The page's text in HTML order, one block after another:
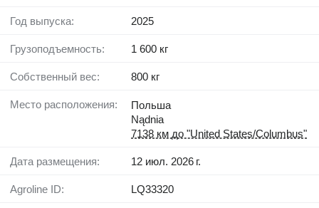
Год выпуска: 2025
Грузоподъемность: 1 600 кг
Собственный вес: 800 кг
Место расположения:
Польша
Nądnia
7138 км до "United States/Columbus"
Дата размещения: 12 июл. 2026 г.
Agroline ID: LQ33320